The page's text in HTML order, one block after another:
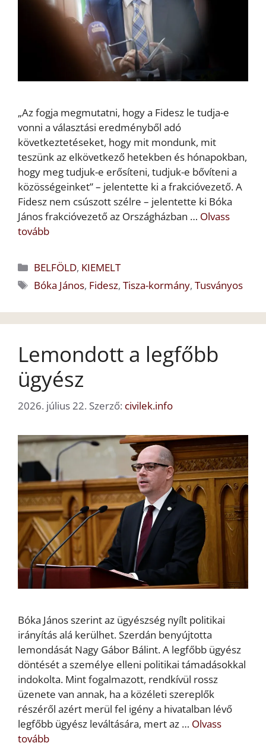
„Az fogja megmutatni, hogy a Fidesz le tudja-e
vonni a választási eredményből adó
következtetéseket, hogy mit mondunk, mit
teszünk az elkövetkező hetekben és hónapokban,
hogy meg tudjuk-e erősíteni, tudjuk-e bővíteni a
közösségeinket” – jelentette ki a frakcióvezető. A
Fidesz nem csúszott szélre – jelentette ki Bóka
János frakcióvezető az Országházban … Olvass
tovább
Kategória
BELFÖLD, KIEMELT
Címkék
Bóka János, Fidesz,Tisza-kormány,Tusványos
Lemondott a legfőbb
ügyész
2026. július 22. Szerző: civilek.info
Bóka János szerint az ügyészség nyílt politikai
irányítás alá kerülhet. Szerdán benyújtotta
lemondását Nagy Gábor Bálint. A legfőbb ügyész
döntését a személye elleni politikai támadásokkal
indokolta. Mint fogalmazott, rendkívül rossz
üzenete van annak, ha a közéleti szereplők
részéről azért merül fel igény a hivatalban lévő
legfőbb ügyész leváltására, mert az … Olvass
tovább